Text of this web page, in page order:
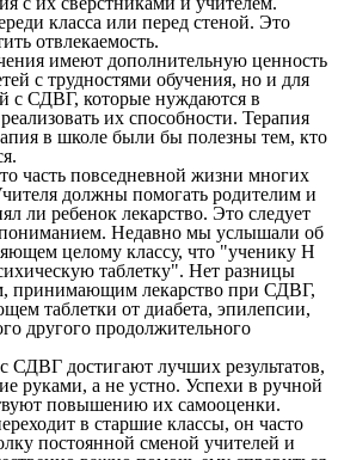
класса или перед стеной. Это
отвлекаемость.
имеют дополнительную ценность
с трудностями обучения, но и для
с СДВГ, которые нуждаются в
их способности. Терапия
в школе были бы полезны тем, кто
часть повседневной жизни многих
должны помогать родителим и
ли ребенок лекарство. Это следует
пониманием. Недавно мы услышали об
целому классу, что "ученику Н
таблетку". Нет разницы
принимающим лекарство при СДВГ,
таблетки от диабета, эпилепсии,
другого продолжительного
СДВГ достигают лучших результатов,
руками, а не устно. Успехи в ручной
повышению их самооценки.
в старшие классы, он часто
постоянной сменой учителей и